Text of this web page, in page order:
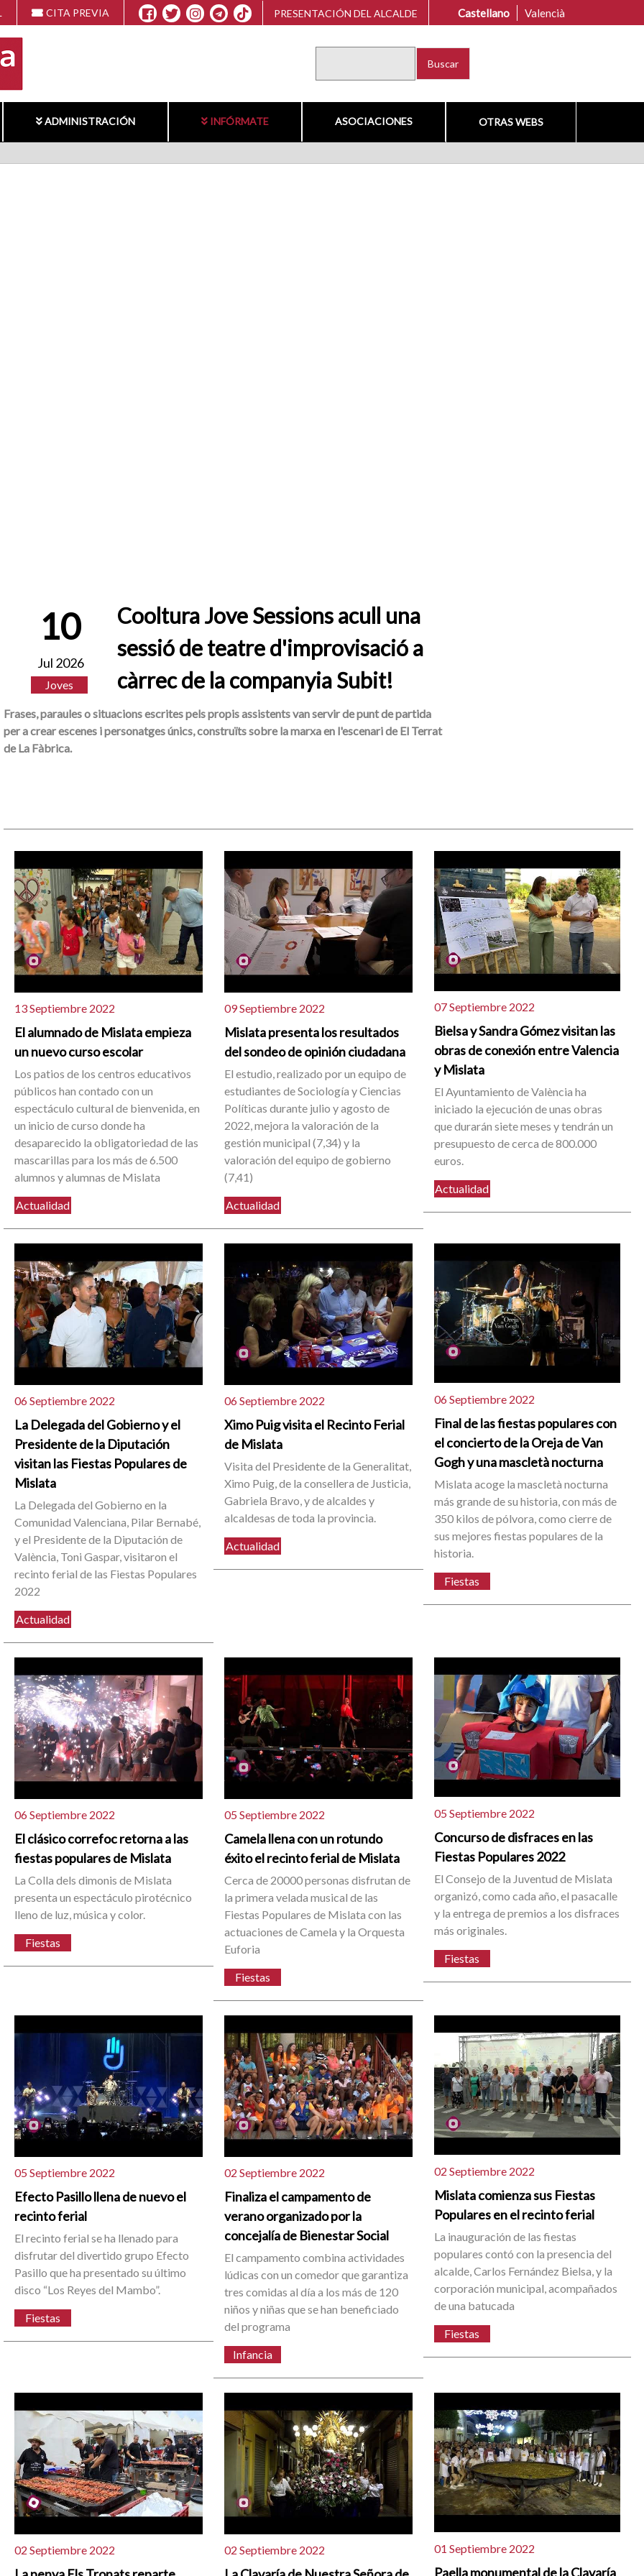
CITA PREVIA PRESENTACIÓN DEL ALCALDE Castellano Valencià
ADMINISTRACIÓN INFÓRMATE ASOCIACIONES OTRAS WEBS
10
Jul 2026
Joves
Cooltura Jove Sessions acull una
sessió de teatre d'improvisació a
càrrec de la companyia Subit!
Frases, paraules o situacions escrites pels propis assistents van servir de punt de partida
per a crear escenes i personatges únics, construïts sobre la marxa en l'escenari de El Terrat
de La Fàbrica.
13 Septiembre 2022
El alumnado de Mislata empieza
un nuevo curso escolar
Los patios de los centros educativos
públicos han contado con un
espectáculo cultural de bienvenida, en
un inicio de curso donde ha
desaparecido la obligatoriedad de las
mascarillas para los más de 6.500
alumnos y alumnas de Mislata
Actualidad
09 Septiembre 2022
Mislata presenta los resultados
del sondeo de opinión ciudadana
El estudio, realizado por un equipo de
estudiantes de Sociología y Ciencias
Políticas durante julio y agosto de
2022, mejora la valoración de la
gestión municipal (7,34) y la
valoración del equipo de gobierno
(7,41)
Actualidad
07 Septiembre 2022
Bielsa y Sandra Gómez visitan las
obras de conexión entre Valencia
y Mislata
El Ayuntamiento de València ha
iniciado la ejecución de unas obras
que durarán siete meses y tendrán un
presupuesto de cerca de 800.000
euros.
Actualidad
06 Septiembre 2022
La Delegada del Gobierno y el
Presidente de la Diputación
visitan las Fiestas Populares de
Mislata
La Delegada del Gobierno en la
Comunidad Valenciana, Pilar Bernabé,
y el Presidente de la Diputación de
València, Toni Gaspar, visitaron el
recinto ferial de las Fiestas Populares
2022
Actualidad
06 Septiembre 2022
Ximo Puig visita el Recinto Ferial
de Mislata
Visita del Presidente de la Generalitat,
Ximo Puig, de la consellera de Justicia,
Gabriela Bravo, y de alcaldes y
alcaldesas de toda la provincia.
Actualidad
06 Septiembre 2022
Final de las fiestas populares con
el concierto de la Oreja de Van
Gogh y una mascletà nocturna
Mislata acoge la mascletà nocturna
más grande de su historia, con más de
350 kilos de pólvora, como cierre de
sus mejores fiestas populares de la
historia.
Fiestas
06 Septiembre 2022
El clásico correfoc retorna a las
fiestas populares de Mislata
La Colla dels dimonis de Mislata
presenta un espectáculo pirotécnico
lleno de luz, música y color.
Fiestas
05 Septiembre 2022
Camela llena con un rotundo
éxito el recinto ferial de Mislata
Cerca de 20000 personas disfrutan de
la primera velada musical de las
Fiestas Populares de Mislata con las
actuaciones de Camela y la Orquesta
Euforia
Fiestas
05 Septiembre 2022
Concurso de disfraces en las
Fiestas Populares 2022
El Consejo de la Juventud de Mislata
organizó, como cada año, el pasacalle
y la entrega de premios a los disfraces
más originales.
Fiestas
05 Septiembre 2022
Efecto Pasillo llena de nuevo el
recinto ferial
El recinto ferial se ha llenado para
disfrutar del divertido grupo Efecto
Pasillo que ha presentado su último
disco “Los Reyes del Mambo”.
Fiestas
02 Septiembre 2022
Finaliza el campamento de
verano organizado por la
concejalía de Bienestar Social
El campamento combina actividades
lúdicas con un comedor que garantiza
tres comidas al día a los más de 120
niños y niñas que se han beneficiado
del programa
Infancia
02 Septiembre 2022
Mislata comienza sus Fiestas
Populares en el recinto ferial
La inauguración de las fiestas
populares contó con la presencia del
alcalde, Carlos Fernández Bielsa, y la
corporación municipal, acompañados
de una batucada
Fiestas
02 Septiembre 2022 02 Septiembre 2022 01 Septiembre 2022
Paella monumental de la Clavaría